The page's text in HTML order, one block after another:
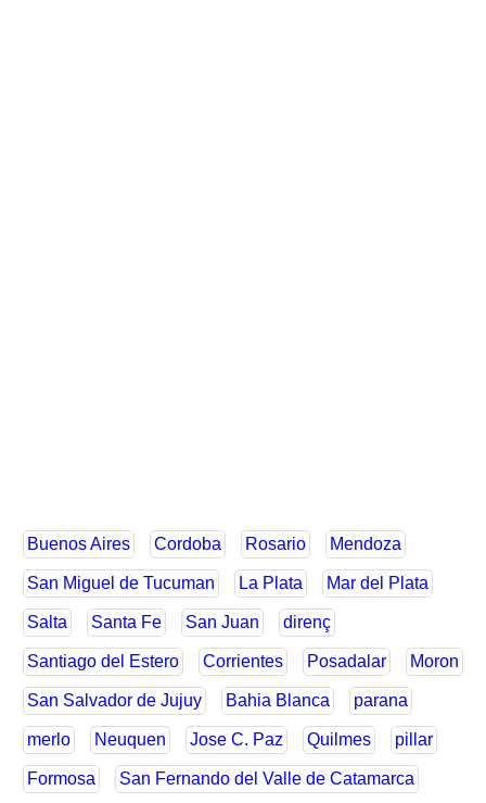
Buenos Aires Cordoba Rosario Mendoza
San Miguel de Tucuman La Plata Mar del Plata
Salta Santa Fe San Juan direnç
Santiago del Estero Corrientes Posadalar Moron
San Salvador de Jujuy Bahia Blanca parana
merlo Neuquen Jose C. Paz Quilmes pillar
Formosa San Fernando del Valle de Catamarca